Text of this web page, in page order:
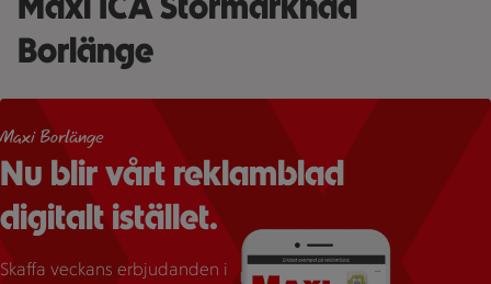
Borlänge
Nu blir vårt reklamblad
digitalt istället.
Maxi Borlänge
Skaffa veckans erbjudanden i